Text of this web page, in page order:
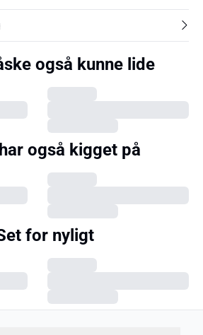
også kunne lide
også kigget på
for nyligt